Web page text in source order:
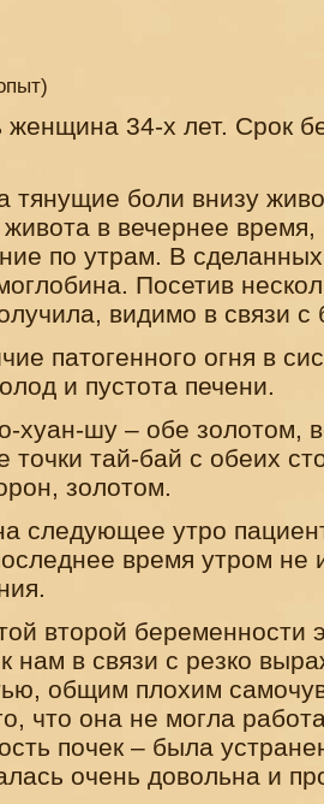
женщина 34-х лет. Срок
тянущие боли внизу
в вечернее время,
по утрам. В
Посетив
видимо в связи
патогенного огня в
и пустота печени.
хуан-шу – обе золотом,
точки тай-бай с обеих
золотом.
следующее утро
время утром не
второй беременности
нам в связи с резко
общим плохим
что она не могла
почек – была
очень довольна и